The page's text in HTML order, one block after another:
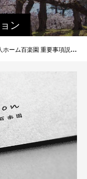
ン
ーム百楽園 重要事項説明書